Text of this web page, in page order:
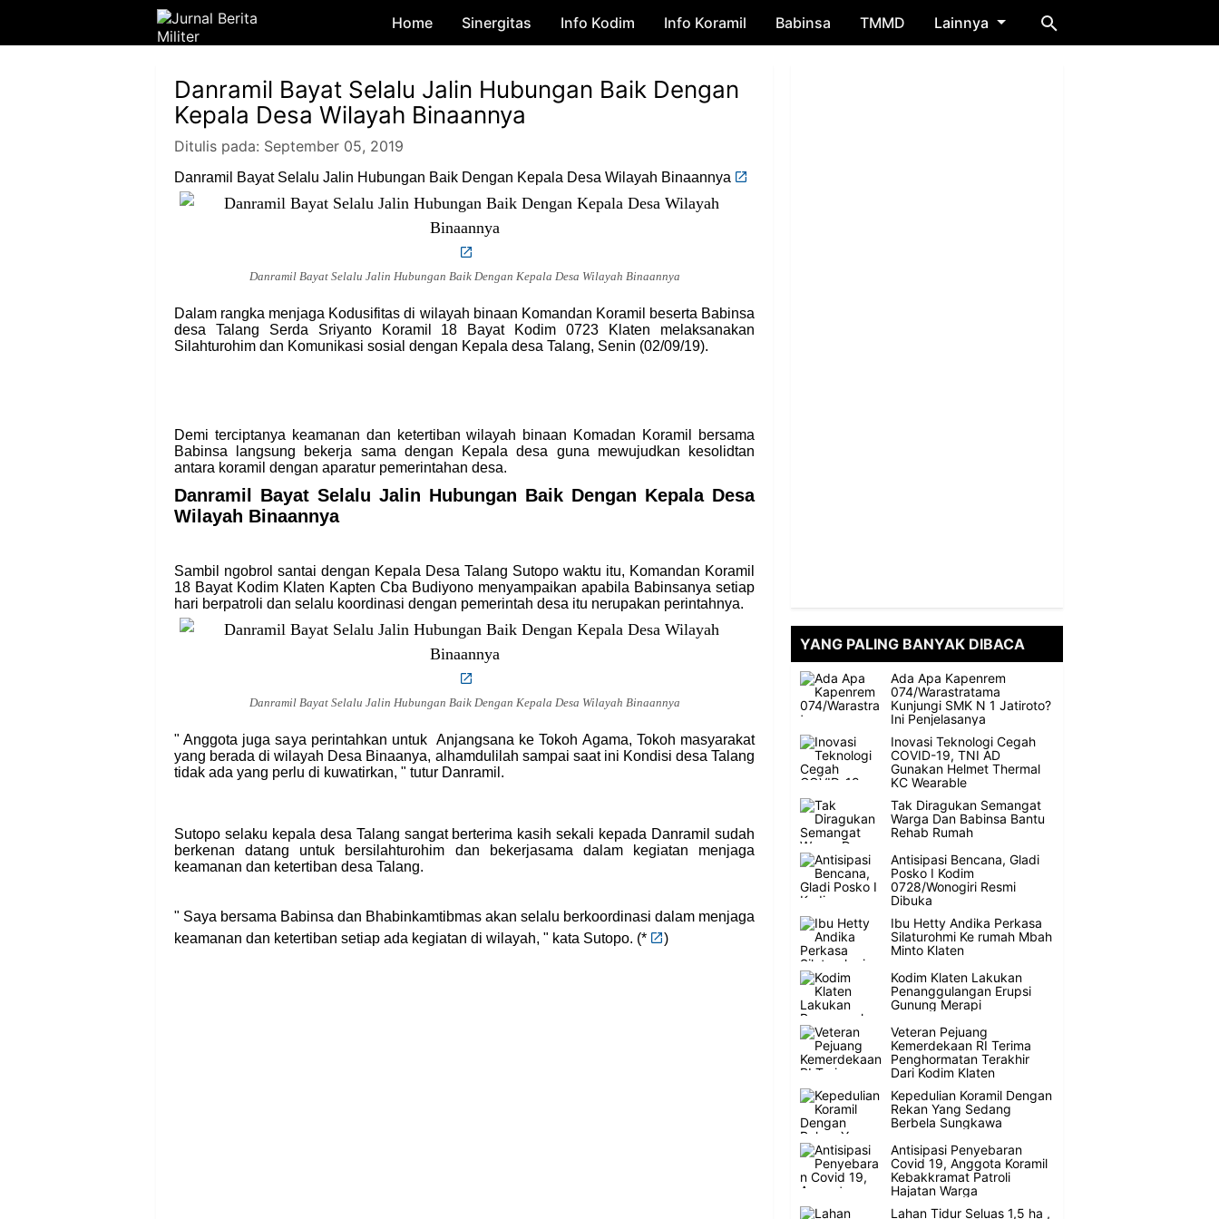
Skip to main content
Home Sinergitas Info Kodim Info Koramil Babinsa TMMD Lainnya
Danramil Bayat Selalu Jalin Hubungan Baik Dengan
Kepala Desa Wilayah Binaannya
Ditulis pada: September 05, 2019
Danramil Bayat Selalu Jalin Hubungan Baik Dengan Kepala Desa Wilayah Binaannya
Danramil Bayat Selalu Jalin Hubungan Baik Dengan Kepala Desa Wilayah Binaannya
Dalam rangka menjaga Kodusifitas di wilayah binaan Komandan Koramil beserta Babinsa
desa Talang Serda Sriyanto Koramil 18 Bayat Kodim 0723 Klaten melaksanakan
Silahturohim dan Komunikasi sosial dengan Kepala desa Talang, Senin (02/09/19).
Demi terciptanya keamanan dan ketertiban wilayah binaan Komadan Koramil bersama
Babinsa langsung bekerja sama dengan Kepala desa guna mewujudkan kesolidtan
antara koramil dengan aparatur pemerintahan desa.
Danramil Bayat Selalu Jalin Hubungan Baik Dengan Kepala Desa
Wilayah Binaannya
Sambil ngobrol santai dengan Kepala Desa Talang Sutopo waktu itu, Komandan Koramil
18 Bayat Kodim Klaten Kapten Cba Budiyono menyampaikan apabila Babinsanya setiap
hari berpatroli dan selalu koordinasi dengan pemerintah desa itu nerupakan perintahnya.
Danramil Bayat Selalu Jalin Hubungan Baik Dengan Kepala Desa Wilayah Binaannya
" Anggota juga saya perintahkan untuk Anjangsana ke Tokoh Agama, Tokoh masyarakat
yang berada di wilayah Desa Binaanya, alhamdulilah sampai saat ini Kondisi desa Talang
tidak ada yang perlu di kuwatirkan, " tutur Danramil.
Sutopo selaku kepala desa Talang sangat berterima kasih sekali kepada Danramil sudah
berkenan datang untuk bersilahturohim dan bekerjasama dalam kegiatan menjaga
keamanan dan ketertiban desa Talang.
" Saya bersama Babinsa dan Bhabinkamtibmas akan selalu berkoordinasi dalam menjaga
keamanan dan ketertiban setiap ada kegiatan di wilayah, " kata Sutopo. (* )
YANG PALING BANYAK DIBACA
Ada Apa Kapenrem
074/Warastratama
Kunjungi SMK N 1 Jatiroto?
Ini Penjelasanya
Inovasi Teknologi Cegah
COVID-19, TNI AD
Gunakan Helmet Thermal
KC Wearable
Tak Diragukan Semangat
Warga Dan Babinsa Bantu
Rehab Rumah
Antisipasi Bencana, Gladi
Posko I Kodim
0728/Wonogiri Resmi
Dibuka
Ibu Hetty Andika Perkasa
Silaturohmi Ke rumah Mbah
Minto Klaten
Kodim Klaten Lakukan
Penanggulangan Erupsi
Gunung Merapi
Veteran Pejuang
Kemerdekaan RI Terima
Penghormatan Terakhir
Dari Kodim Klaten
Kepedulian Koramil Dengan
Rekan Yang Sedang
Berbela Sungkawa
Antisipasi Penyebaran
Covid 19, Anggota Koramil
Kebakkramat Patroli
Hajatan Warga
Lahan Tidur Seluas 1,5 ha ,